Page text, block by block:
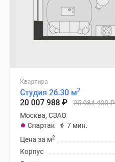
Квартира
Студия 26.30 м2
20 007 988 ₽ 25 984 400₽
Москва, СЗАО
Спартак
7 мин.
Цена за м2
Корпус